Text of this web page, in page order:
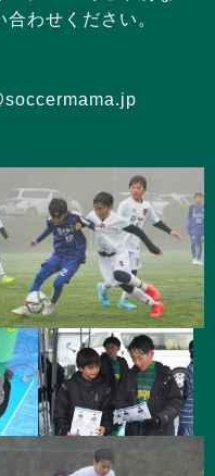
わせください。